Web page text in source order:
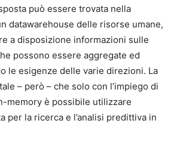
può essere trovata nella
datawarehouse delle risorse umane,
a disposizione informazioni sulle
possono essere aggregate ed
le esigenze delle varie direzioni. La
– però – che solo con l’impiego di
memory è possibile utilizzare
per la ricerca e l’analisi predittiva in